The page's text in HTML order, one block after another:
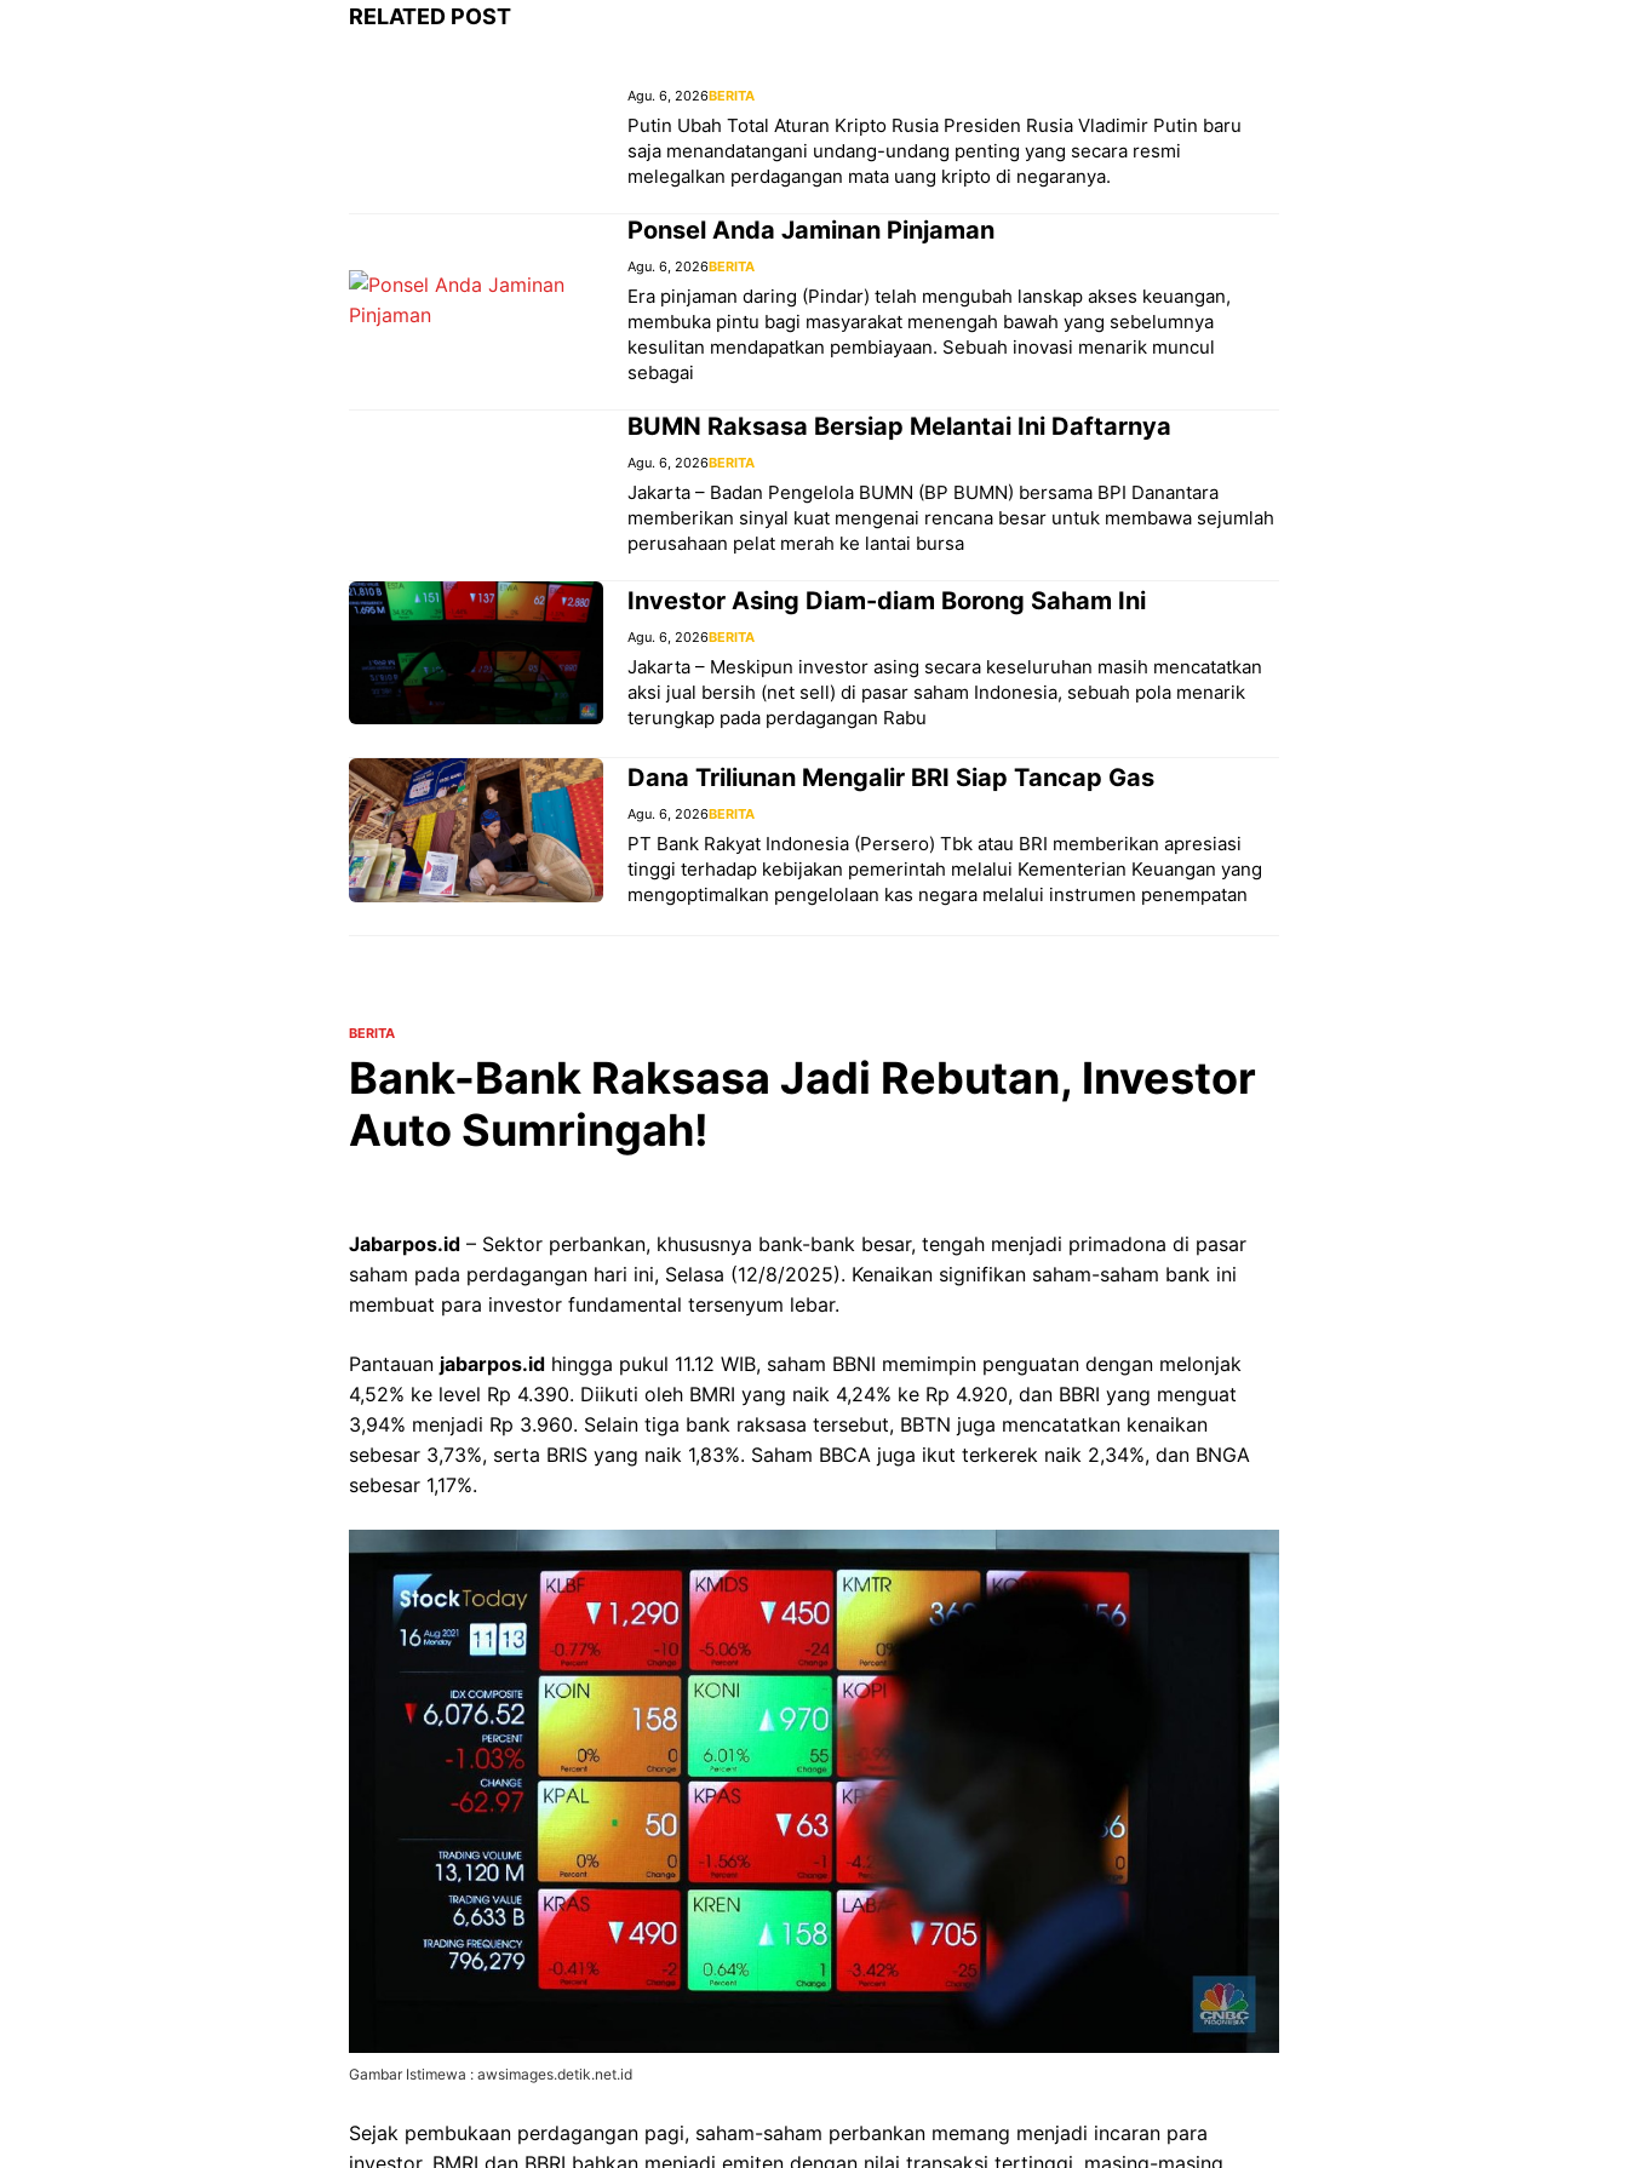
RELATED POST
Agu. 6, 2026BERITA
Putin Ubah Total Aturan Kripto Rusia Presiden Rusia Vladimir Putin baru
saja menandatangani undang-undang penting yang secara resmi
melegalkan perdagangan mata uang kripto di negaranya.
Ponsel Anda Jaminan Pinjaman
Agu. 6, 2026BERITA
Era pinjaman daring (Pindar) telah mengubah lanskap akses keuangan,
membuka pintu bagi masyarakat menengah bawah yang sebelumnya
kesulitan mendapatkan pembiayaan. Sebuah inovasi menarik muncul
sebagai
BUMN Raksasa Bersiap Melantai Ini Daftarnya
Agu. 6, 2026BERITA
Jakarta – Badan Pengelola BUMN (BP BUMN) bersama BPI Danantara
memberikan sinyal kuat mengenai rencana besar untuk membawa sejumlah
perusahaan pelat merah ke lantai bursa
Investor Asing Diam-diam Borong Saham Ini
Agu. 6, 2026BERITA
Jakarta – Meskipun investor asing secara keseluruhan masih mencatatkan
aksi jual bersih (net sell) di pasar saham Indonesia, sebuah pola menarik
terungkap pada perdagangan Rabu
Dana Triliunan Mengalir BRI Siap Tancap Gas
Agu. 6, 2026BERITA
PT Bank Rakyat Indonesia (Persero) Tbk atau BRI memberikan apresiasi
tinggi terhadap kebijakan pemerintah melalui Kementerian Keuangan yang
mengoptimalkan pengelolaan kas negara melalui instrumen penempatan
BERITA
Bank-Bank Raksasa Jadi Rebutan, Investor
Auto Sumringah!
Jabarpos.id – Sektor perbankan, khususnya bank-bank besar, tengah menjadi primadona di pasar
saham pada perdagangan hari ini, Selasa (12/8/2025). Kenaikan signifikan saham-saham bank ini
membuat para investor fundamental tersenyum lebar.
Pantauan jabarpos.id hingga pukul 11.12 WIB, saham BBNI memimpin penguatan dengan melonjak
4,52% ke level Rp 4.390. Diikuti oleh BMRI yang naik 4,24% ke Rp 4.920, dan BBRI yang menguat
3,94% menjadi Rp 3.960. Selain tiga bank raksasa tersebut, BBTN juga mencatatkan kenaikan
sebesar 3,73%, serta BRIS yang naik 1,83%. Saham BBCA juga ikut terkerek naik 2,34%, dan BNGA
sebesar 1,17%.
Gambar Istimewa : awsimages.detik.net.id
Sejak pembukaan perdagangan pagi, saham-saham perbankan memang menjadi incaran para
investor. BMRI dan BBRI bahkan menjadi emiten dengan nilai transaksi tertinggi, masing-masing